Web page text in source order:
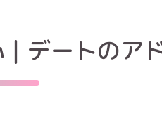
デートのア